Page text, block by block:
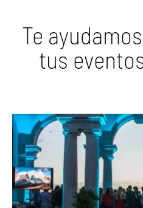
Te
tus